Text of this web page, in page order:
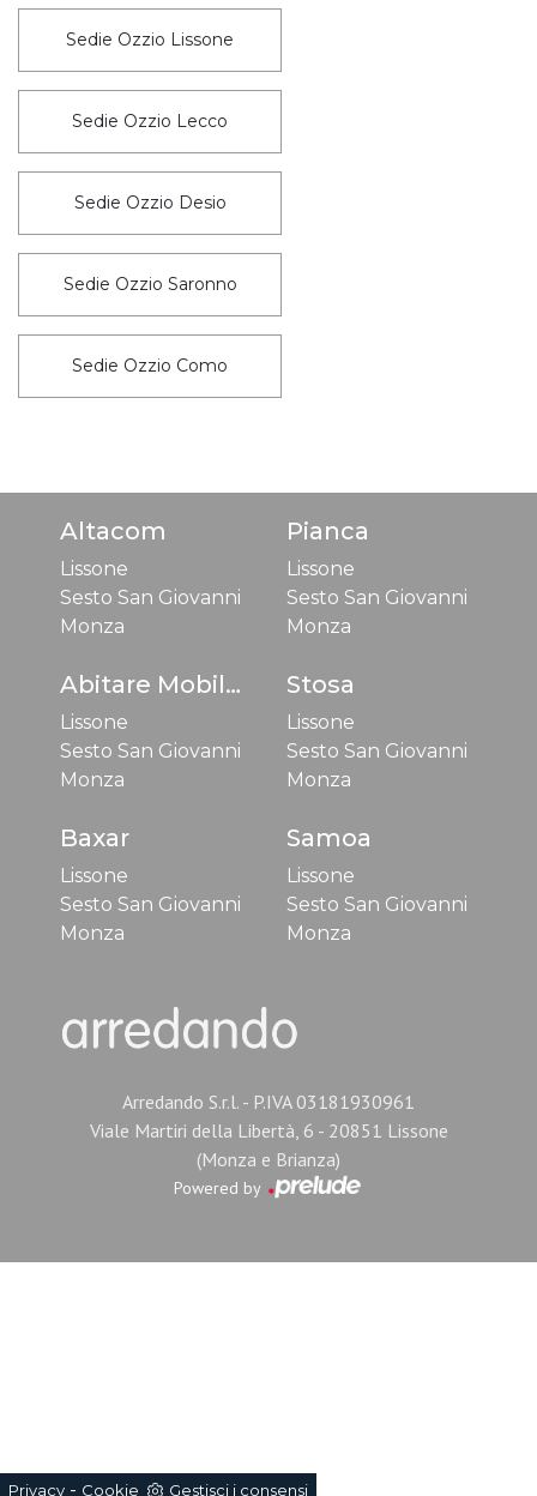
Sedie Ozzio Lissone
Sedie Ozzio Lecco
Sedie Ozzio Desio
Sedie Ozzio Saronno
Sedie Ozzio Como
Altacom
Lissone
Sesto San Giovanni
Monza
Pianca
Lissone
Sesto San Giovanni
Monza
Abitare Mobilstella
Lissone
Sesto San Giovanni
Monza
Stosa
Lissone
Sesto San Giovanni
Monza
Baxar
Lissone
Sesto San Giovanni
Monza
Samoa
Lissone
Sesto San Giovanni
Monza
Arredando S.r.l. - P.IVA 03181930961
Viale Martiri della Libertà, 6 - 20851 Lissone
(Monza e Brianza)
Powered by
Privacy - Cookie Gestisci i consensi